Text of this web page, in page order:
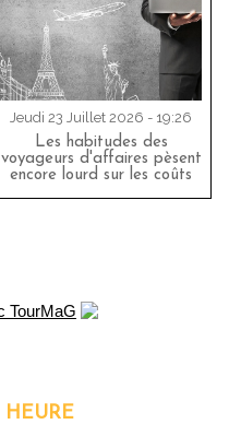
Jeudi 23 Juillet 2026 - 19:26
Les habitudes des
voyageurs d'affaires pèsent
encore lourd sur les coûts
HEURE